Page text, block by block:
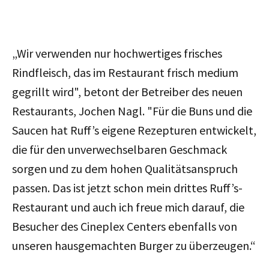
„Wir verwenden nur hochwertiges frisches
Rindfleisch, das im Restaurant frisch medium
gegrillt wird", betont der Betreiber des neuen
Restaurants, Jochen Nagl. "Für die Buns und die
Saucen hat Ruff’s eigene Rezepturen entwickelt,
die für den unverwechselbaren Geschmack
sorgen und zu dem hohen Qualitätsanspruch
passen. Das ist jetzt schon mein drittes Ruff’s-
Restaurant und auch ich freue mich darauf, die
Besucher des Cineplex Centers ebenfalls von
unseren hausgemachten Burger zu überzeugen.“